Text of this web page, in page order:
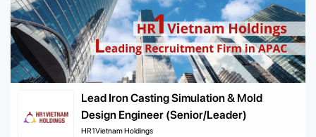
Lead Iron Casting Simulation & Mold
Design Engineer (Senior/Leader)
HR1Vietnam Holdings